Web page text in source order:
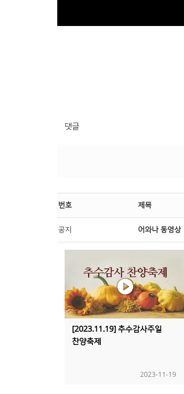
댓글
번호 제목
공지 어와나 동영상
[2023.11.19] 추수감사주일
찬양축제
2023-11-19